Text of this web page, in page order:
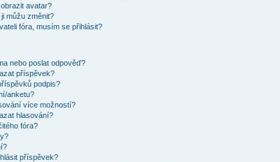
avatar?
můžu změnit?
fóra, musím se přihlásit?
nebo poslat odpověď?
příspěvek?
podpis?
anketu?
více možností?
hlasování?
fóra?
příspěvek?